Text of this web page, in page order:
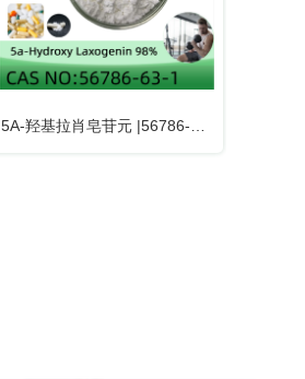
5A-羟基拉肖皂苷元 |56786-63-